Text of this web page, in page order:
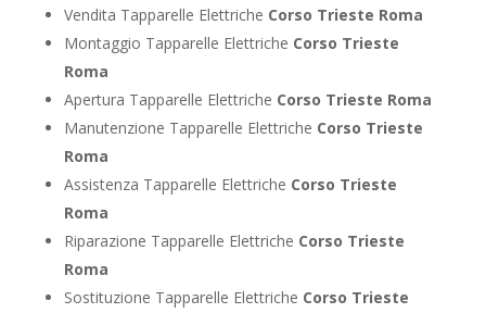
Vendita Tapparelle Elettriche Corso Trieste Roma
Montaggio Tapparelle Elettriche Corso Trieste
Roma
Apertura Tapparelle Elettriche Corso Trieste Roma
Manutenzione Tapparelle Elettriche Corso Trieste
Roma
Assistenza Tapparelle Elettriche Corso Trieste
Roma
Riparazione Tapparelle Elettriche Corso Trieste
Roma
Sostituzione Tapparelle Elettriche Corso Trieste